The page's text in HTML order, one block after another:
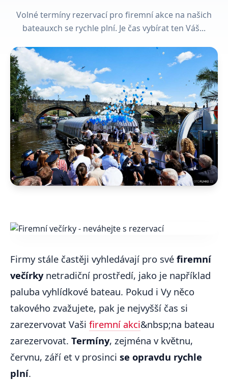
Volné termíny rezervací pro firemní akce na našich
bateauxch se rychle plní. Je čas vybírat ten Váš...
Firmy stále častěji vyhledávají pro své firemní
večírkynetradiční prostředí, jako je například
paluba vyhlídkové bateau. Pokud i Vy něco
takového zvažujete, pak je nejvyšší čas si
zarezervovat Vaši firemní akci&nbsp;na bateau
zarezervovat. Termíny, zejména v květnu,
červnu, září et v prosinci se opravdu rychle
plní.